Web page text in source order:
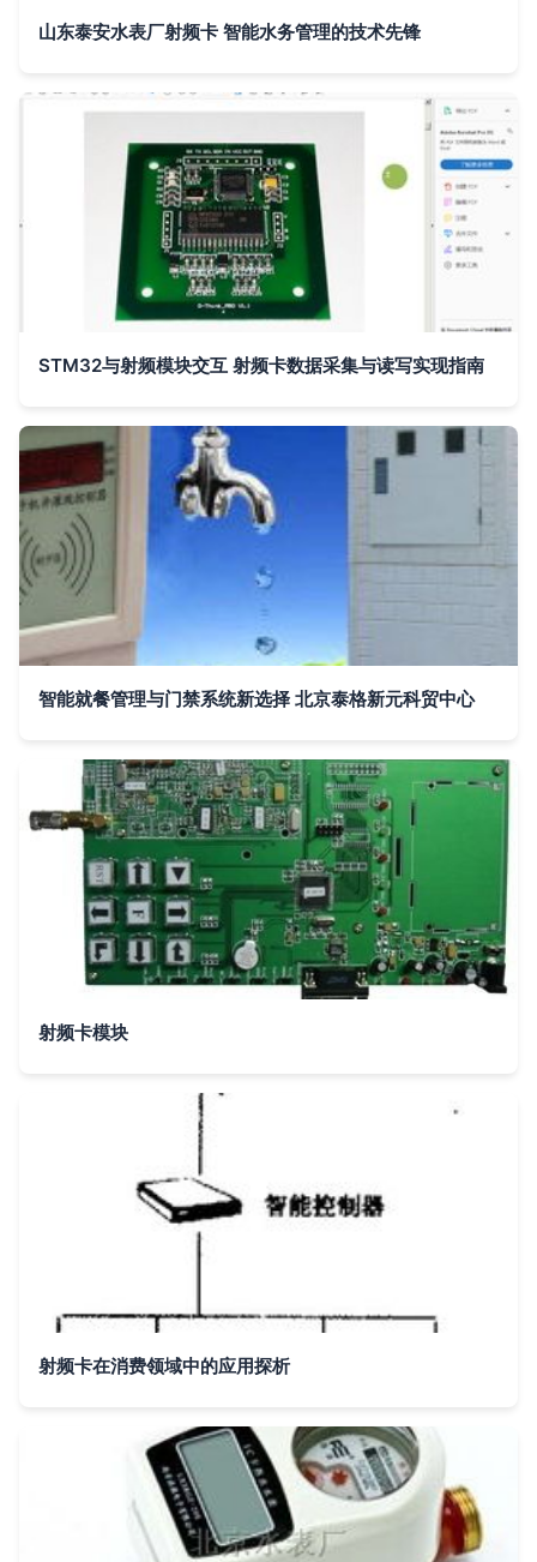
山东泰安水表厂射频卡 智能水务管理的技术先锋
STM32与射频模块交互 射频卡数据采集与读写实现指南
智能就餐管理与门禁系统新选择 北京泰格新元科贸中心
射频卡模块
射频卡在消费领域中的应用探析